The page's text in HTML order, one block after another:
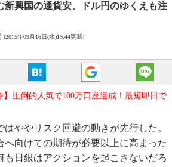
興国の通貨安、
ドル円のゆくえも注
[2015年09月16日(水)19:44更新]
】圧倒的人気で100万口座達成！最短即日で
ややリスク回避の動きが先行した。
へ向けての期待が必要以上に高まった
も日銀はアクションを起こさないだろ